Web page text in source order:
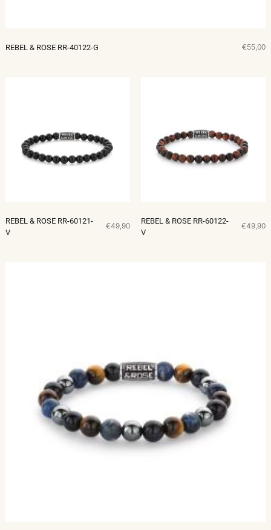
REBEL & ROSE RR-40122-G €55,00
REBEL & ROSE RR-60121-
V
€49,90
REBEL & ROSE RR-60122-
V
€49,90